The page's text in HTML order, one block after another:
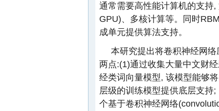
通常需要高性能计算机的支持
GPU)、多核计算等。同时
成单元提供算法支持。
本研究提出将卷积神经网
两点:(1)通过收集大量中文财
经类词向量模型, 该模型能够
层级的训练模型提供底层支持
个基于卷积神经网络